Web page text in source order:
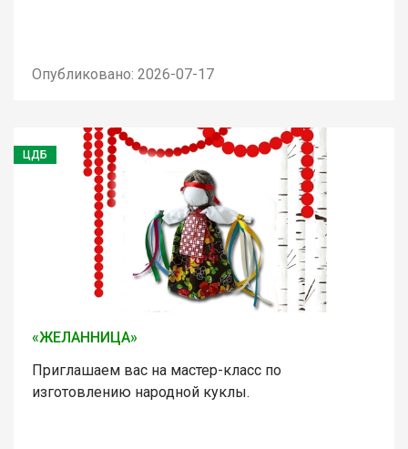
Опубликовано: 2026-07-17
ЦДБ
«ЖЕЛАННИЦА»
Приглашаем вас на мастер-класс по
изготовлению народной куклы.